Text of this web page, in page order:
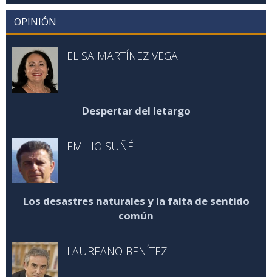
OPINIÓN
ELISA MARTÍNEZ VEGA
Despertar del letargo
EMILIO SUÑÉ
Los desastres naturales y la falta de sentido
común
LAUREANO BENÍTEZ